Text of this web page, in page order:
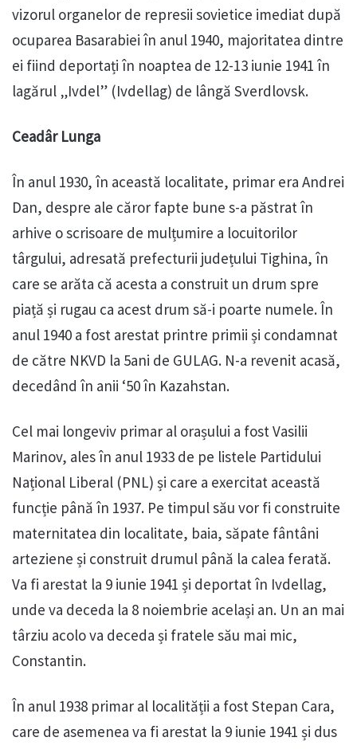
vizorul organelor de represii sovietice imediat după
ocuparea Basarabiei în anul 1940, majoritatea dintre
ei fiind deportați în noaptea de 12-13 iunie 1941 în
lagărul „Ivdel” (Ivdellag) de lângă Sverdlovsk.
Ceadâr Lunga
În anul 1930, în această localitate, primar era Andrei
Dan, despre ale căror fapte bune s-a păstrat în
arhive o scrisoare de mulțumire a locuitorilor
târgului, adresată prefecturii județului Tighina, în
care se arăta că acesta a construit un drum spre
piață și rugau ca acest drum să-i poarte numele. În
anul 1940 a fost arestat printre primii și condamnat
de către NKVD la 5ani de GULAG. N-a revenit acasă,
decedând în anii ‘50 în Kazahstan.
Cel mai longeviv primar al orașului a fost Vasilii
Marinov, ales în anul 1933 de pe listele Partidului
Național Liberal (PNL) și care a exercitat această
funcție până în 1937. Pe timpul său vor fi construite
maternitatea din localitate, baia, săpate fântâni
arteziene și construit drumul până la calea ferată.
Va fi arestat la 9 iunie 1941 și deportat în Ivdellag,
unde va deceda la 8 noiembrie același an. Un an mai
târziu acolo va deceda și fratele său mai mic,
Constantin.
În anul 1938 primar al localității a fost Stepan Cara,
care de asemenea va fi arestat la 9 iunie 1941 și dus